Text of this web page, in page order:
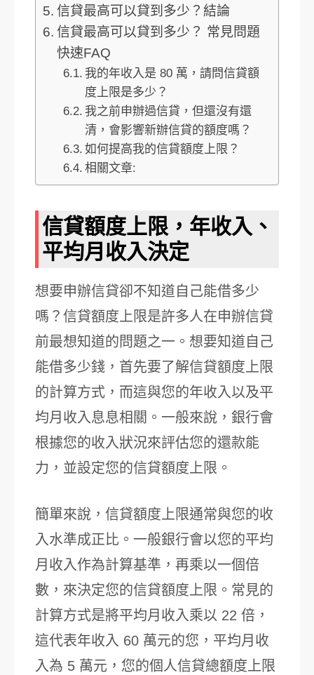
信貸最高可以貸到多少？結論
信貸最高可以貸到多少？ 常見問題
快速FAQ
我的年收入是 80 萬，請問信貸額
度上限是多少？
我之前申辦過信貸，但還沒有還
清，會影響新辦信貸的額度嗎？
如何提高我的信貸額度上限？
相關文章:
信貸額度上限，年收入、
平均月收入決定
想要申辦信貸卻不知道自己能借多少
嗎？信貸額度上限是許多人在申辦信貸
前最想知道的問題之一。想要知道自己
能借多少錢，首先要了解信貸額度上限
的計算方式，而這與您的年收入以及平
均月收入息息相關。一般來說，銀行會
根據您的收入狀況來評估您的還款能
力，並設定您的信貸額度上限。
簡單來說，信貸額度上限通常與您的收
入水準成正比。一般銀行會以您的平均
月收入作為計算基準，再乘以一個倍
數，來決定您的信貸額度上限。常見的
計算方式是將平均月收入乘以 22 倍，
這代表年收入 60 萬元的您，平均月收
入為 5 萬元，您的個人信貸總額度上限